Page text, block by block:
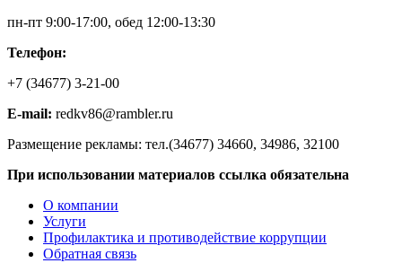
пн-пт 9:00-17:00, обед 12:00-13:30
Телефон:
+7 (34677) 3-21-00
E-mail: redkv86@rambler.ru
Размещение рекламы: тел.(34677) 34660, 34986, 32100
При использовании материалов ссылка обязательна
О компании
Услуги
Профилактика и противодействие коррупции
Обратная связь